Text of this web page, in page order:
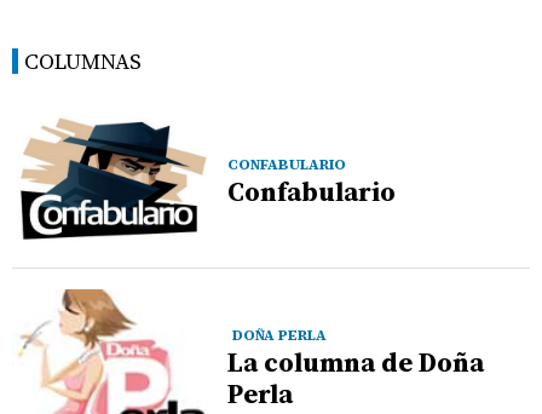
COLUMNAS
CONFABULARIO
Confabulario
DOÑA PERLA
La columna de Doña
Perla